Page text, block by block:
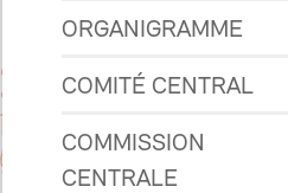
ORGANIGRAMME
COMITÉ CENTRAL
COMMISSION
CENTRALE